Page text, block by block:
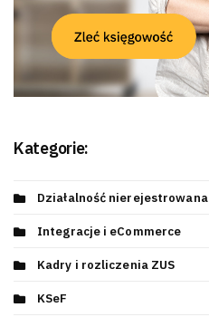
Kategorie:
Działalność nierejestrowana
Integracje i eCommerce
Kadry i rozliczenia ZUS
KSeF